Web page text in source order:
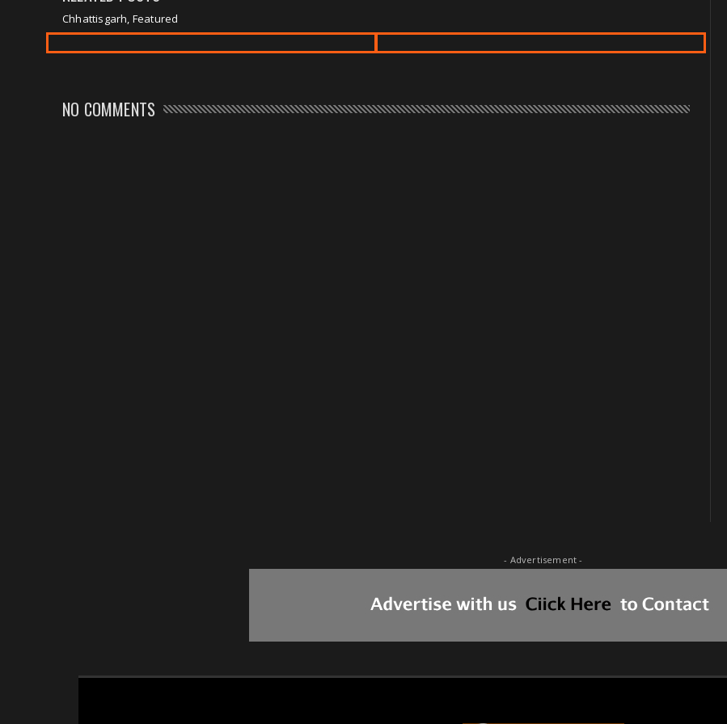
Chhattisgarh, Featured
NO COMMENTS
- Advertisement -